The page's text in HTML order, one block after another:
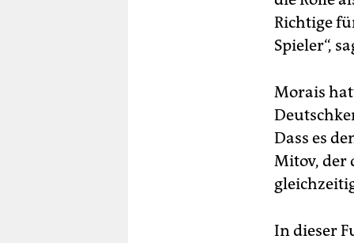
Richtige
Spieler“,
Morais
Dass es
Mitov, der
In dieser